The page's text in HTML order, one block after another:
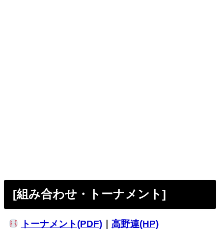
[組み合わせ・トーナメント]
トーナメント(PDF)｜ 高野連(HP)